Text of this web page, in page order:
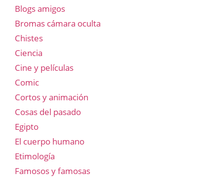
Blogs amigos
Bromas cámara oculta
Chistes
Ciencia
Cine y películas
Comic
Cortos y animación
Cosas del pasado
Egipto
El cuerpo humano
Etimología
Famosos y famosas